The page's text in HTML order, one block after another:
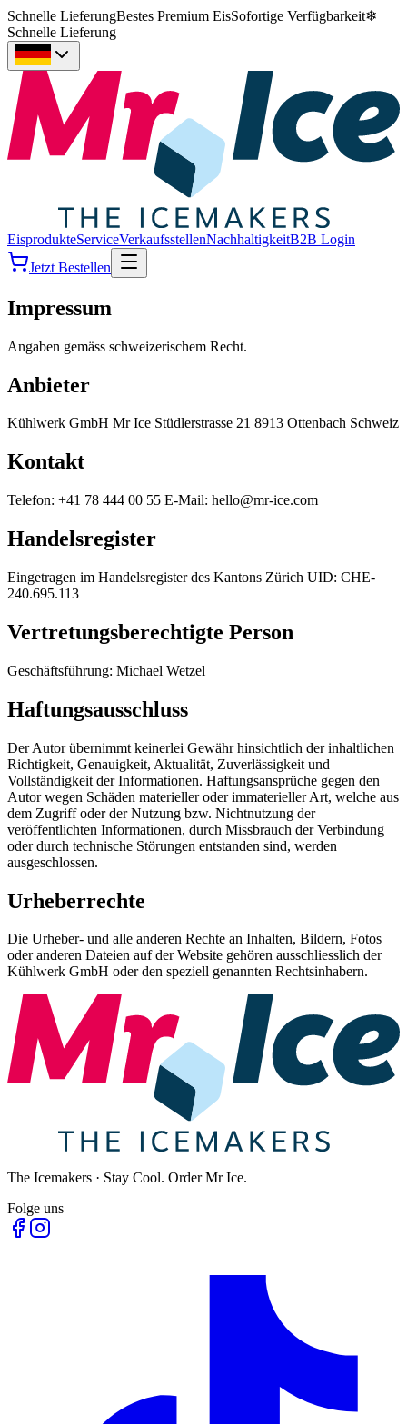
Schnelle LieferungBestes Premium EisSofortige Verfügbarkeit❄
Schnelle Lieferung
EisprodukteServiceVerkaufsstellenNachhaltigkeitB2B Login
Jetzt Bestellen
Impressum
Angaben gemäss schweizerischem Recht.
Anbieter
Kühlwerk GmbH Mr Ice Stüdlerstrasse 21 8913 Ottenbach Schweiz
Kontakt
Telefon: +41 78 444 00 55 E-Mail: hello@mr-ice.com
Handelsregister
Eingetragen im Handelsregister des Kantons Zürich UID: CHE-
240.695.113
Vertretungsberechtigte Person
Geschäftsführung: Michael Wetzel
Haftungsausschluss
Der Autor übernimmt keinerlei Gewähr hinsichtlich der inhaltlichen
Richtigkeit, Genauigkeit, Aktualität, Zuverlässigkeit und
Vollständigkeit der Informationen. Haftungsansprüche gegen den
Autor wegen Schäden materieller oder immaterieller Art, welche aus
dem Zugriff oder der Nutzung bzw. Nichtnutzung der
veröffentlichten Informationen, durch Missbrauch der Verbindung
oder durch technische Störungen entstanden sind, werden
ausgeschlossen.
Urheberrechte
Die Urheber- und alle anderen Rechte an Inhalten, Bildern, Fotos
oder anderen Dateien auf der Website gehören ausschliesslich der
Kühlwerk GmbH oder den speziell genannten Rechtsinhabern.
The Icemakers · Stay Cool. Order Mr Ice.
Folge uns